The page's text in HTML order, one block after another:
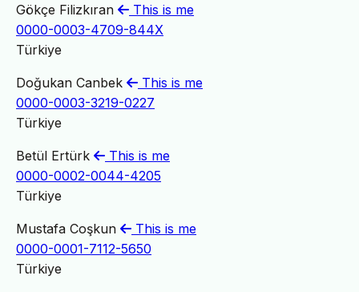
Gökçe Filizkıran
This is me
0000-0003-4709-844X
Türkiye
Doğukan Canbek
This is me
0000-0003-3219-0227
Türkiye
Betül Ertürk
This is me
0000-0002-0044-4205
Türkiye
Mustafa Coşkun
This is me
0000-0001-7112-5650
Türkiye